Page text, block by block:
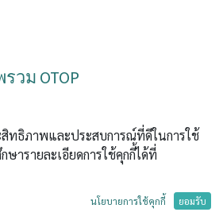
วม OTOP
สิทธิภาพและประสบการณ์ที่ดีในการใช้
ษารายละเอียดการใช้คุกกี้ได้ที่
นโยบายการใช้คุกกี้ ยอมรับ